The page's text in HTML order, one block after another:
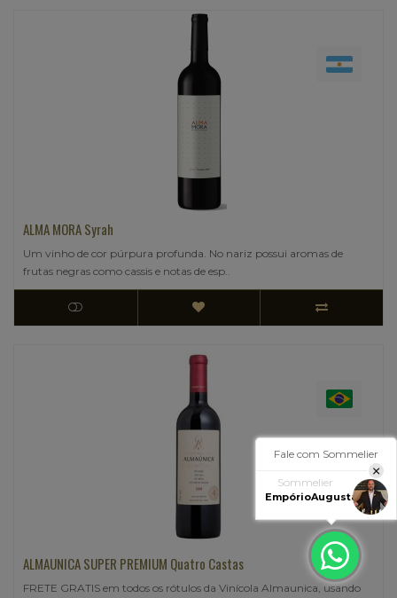
ALMA MORA Syrah
Um vinho de cor púrpura profunda. No nariz possui aromas de
frutas negras como cassis e notas de esp..
ALMAUNICA SUPER PREMIUM Quatro Castas
FRETE GRATIS em todos os rótulos da Vinícola Almaunica, usando
Fale com Sommelier
Sommelier
EmpórioAugusta